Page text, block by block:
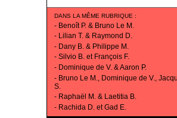
DANS LA MÊME RUBRIQUE :
- Benoît P. & Bruno Le M.
- Lilian T. & Raymond D.
- Dany B. & Philippe M.
- Silvio B. et François F.
- Dominique de V. & Aaron P.
- Bruno Le M., Dominique de V.,
S.
- Raphaël M. & Laetitia B.
- Rachida D. et Gad E.